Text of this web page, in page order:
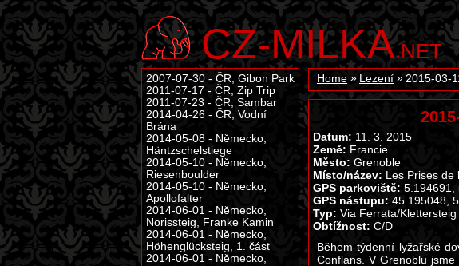
CZ-MILKA.NET
Home Lezení 2015-03-
Datum: 11. 3. 2015
Země: Francie
Město: Grenoble
Místo/název: Les Prises de
GPS parkoviště: 5.194691,
GPS nástupu: 45.195048,
Typ: Via Ferrata/Klettersteig
Obtížnost: C/D
Během týdenní lyžařské
Conflans. V Grenoblu
2007-07-30 - ČR, Gibon Park
2011-07-17 - ČR, Zip Trip
2011-07-23 - ČR, Sambar
2014-04-26 - ČR, Vodní
Brána
2014-05-08 - Německo,
Häntzschelstiege
2014-05-10 - Německo,
Riesenboulder
2014-05-10 - Německo,
Apollofalter
2014-06-01 - Německo,
Norissteig, Franke Kamin
2014-06-01 - Německo,
Höhenglücksteig, 1. část
2014-06-01 - Německo,